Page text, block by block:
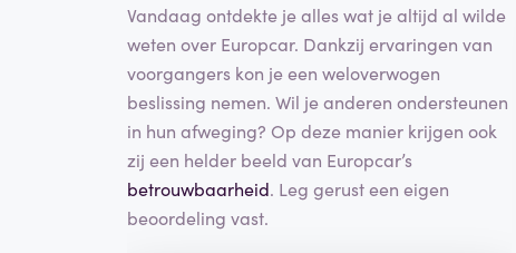
Vandaag ontdekte je alles wat je altijd al wilde
weten over Europcar. Dankzij ervaringen van
voorgangers kon je een weloverwogen
beslissing nemen. Wil je anderen ondersteunen
in hun afweging? Op deze manier krijgen ook
zij een helder beeld van Europcar’s
betrouwbaarheid. Leg gerust een eigen
beoordeling vast.